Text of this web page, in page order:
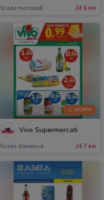
Scade mercoledì 24.6 km
-2 GIORNI
Vivo Supermercati
Scade domenica 24.7 km